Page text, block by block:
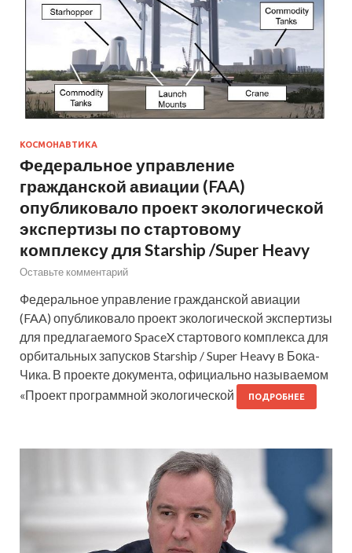
КОСМОНАВТИКА
Федеральное управление
гражданской авиации (FAA)
опубликовало проект экологической
экспертизы по стартовому
комплексу для Starship /Super Heavy
Оставьте комментарий
Федеральное управление гражданской авиации
(FAA) опубликовало проект экологической экспертизы
для предлагаемого SpaceX стартового комплекса для
орбитальных запусков Starship / Super Heavy в Бока-
Чика. В проекте документа, официально называемом
«Проект программной экологической
ПОДРОБНЕЕ